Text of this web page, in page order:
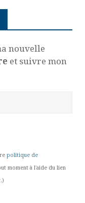
nouvelle
et suivre mon
politique de
moment à l'aide du lien